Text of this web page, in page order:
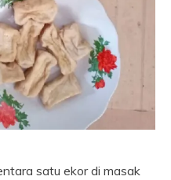
satu ekor di masak